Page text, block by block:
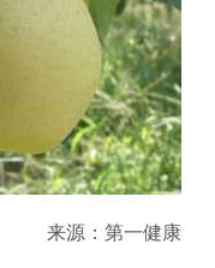
来源：第一健康